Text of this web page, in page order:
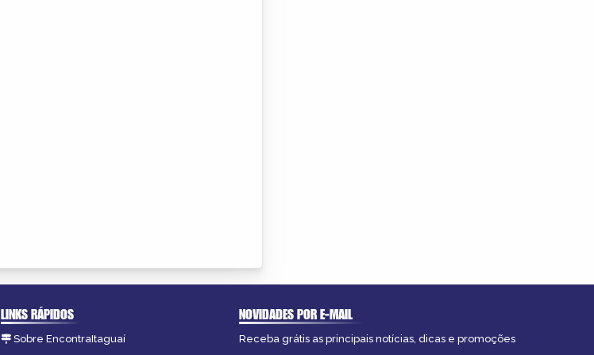
LINKS RÁPIDOS
Sobre EncontraItaguaí
NOVIDADES POR E-MAIL
Receba grátis as principais notícias, dicas e promoções